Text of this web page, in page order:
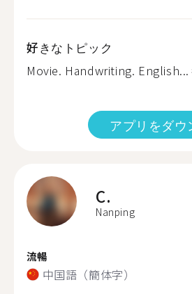
好きなトピック
Movie. Handwriting. English...
アプリをダウ
C.
Nanping
流暢
中国語（簡体字）